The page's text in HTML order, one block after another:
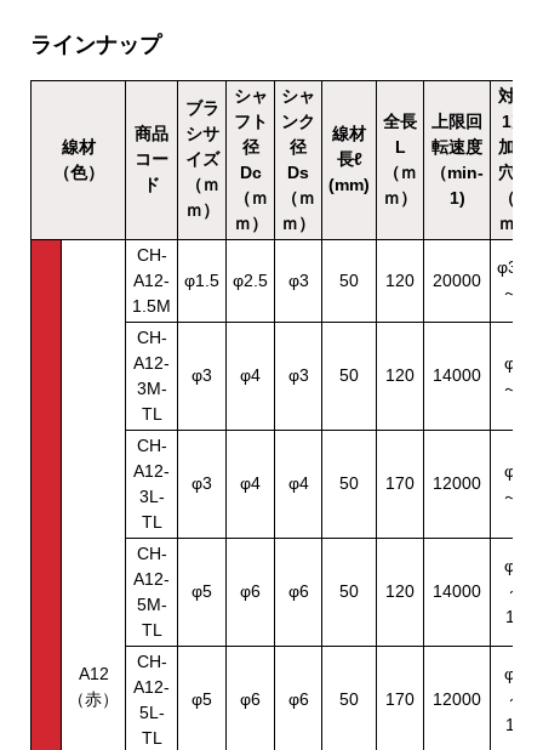
ラインナップ
線材
（色）
商品
コー
ド
ブラ
シサ
イズ
（ｍ
ｍ）
シャ
フト
径
Dc
（ｍ
ｍ）
シャ
ンク
径
Ds
（ｍ
ｍ）
線材
長ℓ
(mm)
全長
L
（ｍ
ｍ）
上限回
転速度
（min-
1)
対象
1次
加工
穴径
（ｍ
ｍ）
A12
（赤）
CH-
A12-
1.5M
φ1.5 φ2.5 φ3 50 120 20000
φ3.5
～5
CH-
A12-
3M-
TL
φ3 φ4 φ3 50 120 14000
φ5
～8
CH-
A12-
3L-
TL
φ3 φ4 φ4 50 170 12000
φ5
～8
CH-
A12-
5M-
TL
φ5 φ6 φ6 50 120 14000
φ8
～
10
CH-
A12-
5L-
TL
φ5 φ6 φ6 50 170 12000
φ8
～
10